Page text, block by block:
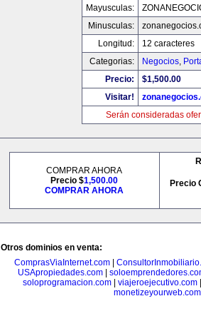
Mayusculas:
Minusculas:
Longitud:
12 caracteres
Categorias:
Negocios,
Precio:
$1,500.00
Visitar!
Serán consideradas
COMPRAR AHORA
Precio $1,500.00
COMPRAR AHORA
Precio
Otros dominios en venta:
ComprasViaInternet.com
USApropiedades.com
soloprogramacion.com
viajeroejecutivo.com
monetizeyourweb.com